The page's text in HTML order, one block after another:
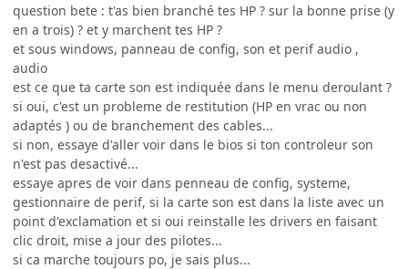
question bete : t'as bien branché tes HP ? sur la bonne prise (y
en a trois) ? et y marchent tes HP ?
et sous windows, panneau de config, son et perif audio ,
audio
est ce que ta carte son est indiquée dans le menu deroulant ?
si oui, c'est un probleme de restitution (HP en vrac ou non
adaptés ) ou de branchement des cables...
si non, essaye d'aller voir dans le bios si ton controleur son
n'est pas desactivé...
essaye apres de voir dans penneau de config, systeme,
gestionnaire de perif, si la carte son est dans la liste avec un
point d'exclamation et si oui reinstalle les drivers en faisant
clic droit, mise a jour des pilotes...
si ca marche toujours po, je sais plus...